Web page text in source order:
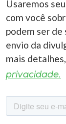
A-
Usaremos
com você
podem ser de
envio da
mais
privacidade.